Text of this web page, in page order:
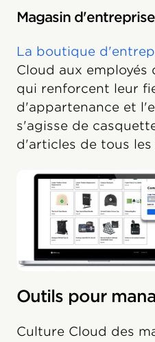
Magasin d'entreprise
La boutique
Cloud aux employés
qui renforcent leur
d'appartenance et
s'agisse de
d'articles de tous les
Outils pour
Culture Cloud des